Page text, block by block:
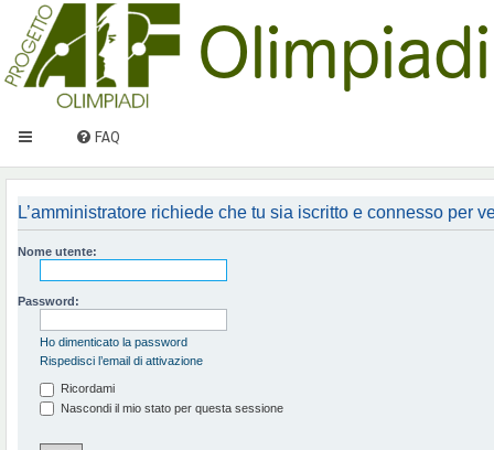
FAQ
L’amministratore richiede che tu sia iscritto e connesso per
Nome utente:
Password:
Ho dimenticato la password
Rispedisci l’email di attivazione
Ricordami
Nascondi il mio stato per questa sessione